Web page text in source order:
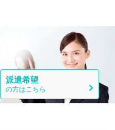
派遣希望
の方はこちら